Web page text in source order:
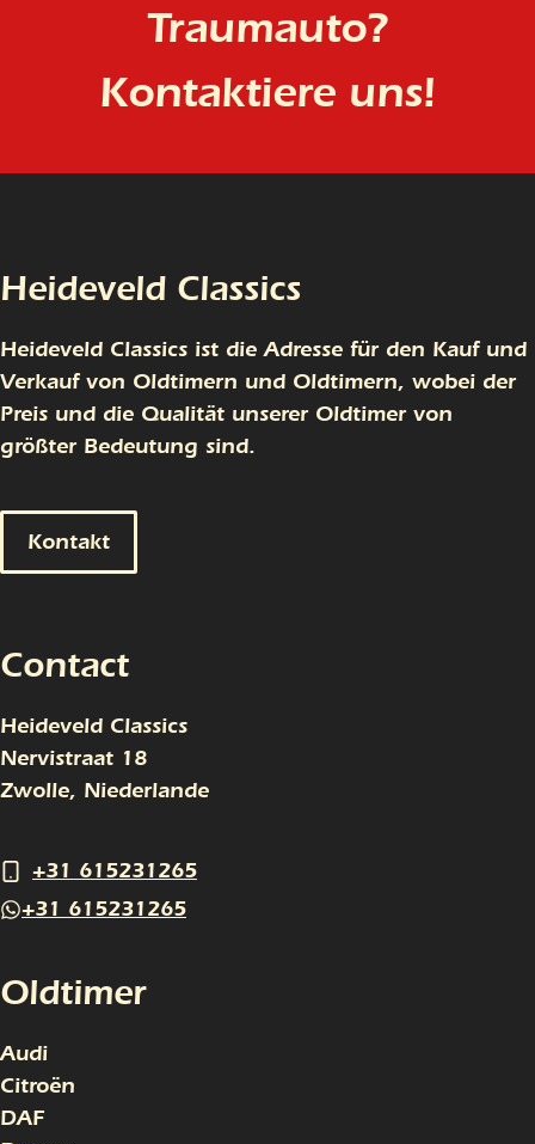
Traumauto?
Kontaktiere uns!
Heideveld Classics
Heideveld Classics ist die Adresse für den Kauf und
Verkauf von Oldtimern und Oldtimern, wobei der
Preis und die Qualität unserer Oldtimer von
größter Bedeutung sind.
Kontakt
Contact
Heideveld Classics
Nervistraat 18
Zwolle, Niederlande
+31 615231265
+31 615231265
Oldtimer
Audi
Citroën
DAF